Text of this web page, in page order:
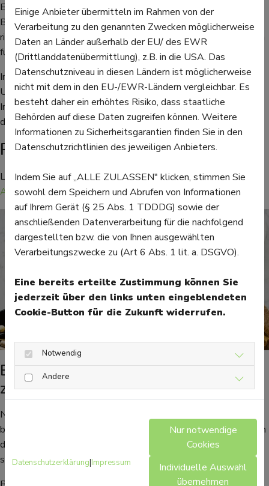
Escherichia coli-Bakterien und soll gezielt auf die typischen
Beschwerden des Reizdarm-Syndroms einwirken. Um den
richtigen Bakterienstamm zu finden, der für die einzelne Person
funktioniert, ist es aber oft nötig, einfach auszuprobieren.
In der Erkältungszeit kann unser Immunsystem gut zusätzliche
Unterstützung gebrauchen. Auch bei Reisen (mit erhöhtem
Infektionsrisiko oder ungewohntem Essen) können Probiotika
die Darmflora schützen und unterstützen.
Probiotika aus der Apotheke
Lassen Sie sich am besten in Ihrer Apotheke beraten!Jetzt
Apotheke in der Nähe finden →
Beliebte Probiotika, um die Darmflora
zu regenerieren
Nach einer Antibiotika-Therapie oder bei akutem Durchfall
braucht der Darm gezielte Unterstützung bei der Regeneration
der Darmflora. Diese Präparate enthalten oft hochdosierte,
schnell wirkende Bakterienstämme oder Hefen.
Einige Anbieter übermitteln im Rahmen von der
Verarbeitung zu den genannten Zwecken möglicherweise
Daten an Länder außerhalb der EU/ des EWR
(Drittlanddatenübermittlung), z.B. in die USA. Das
Datenschutzniveau in diesen Ländern ist möglicherweise
nicht mit dem in den EU-/EWR-Ländern vergleichbar. Es
besteht daher ein erhöhtes Risiko, dass staatliche
Behörden auf diese Daten zugreifen können. Weitere
Informationen zu Sicherheitsgarantien finden Sie in den
Datenschutzrichtlinien des jeweiligen Anbieters.
Indem Sie auf „ALLE ZULASSEN" klicken, stimmen Sie
sowohl dem Speichern und Abrufen von Informationen
auf Ihrem Gerät (§ 25 Abs. 1 TDDDG) sowie der
anschließenden Datenverarbeitung für die nachfolgend
dargestellten bzw. die von Ihnen ausgewählten
Verarbeitungszwecke zu (Art 6 Abs. 1 lit. a. DSGVO).
Eine bereits erteilte Zustimmung können Sie
jederzeit über den links unten eingeblendeten
Cookie-Button für die Zukunft widerrufen.
Notwendig
Andere
Datenschutzerklärung|Impressum
Nur notwendige
Cookies
Individuelle Auswahl
übernehmen